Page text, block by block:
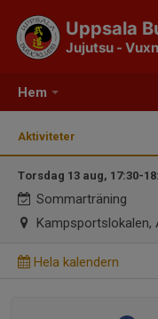
Hem
Uppsala
Jujutsu -
Aktiviteter
Torsdag 13 aug, 17:30-
Sommarträning
Kampsportslokalen,
Hela kalendern